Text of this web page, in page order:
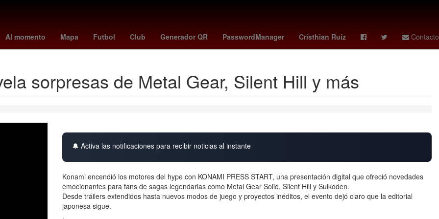
Al momento Mapa Futbol Club Generador QR PasswordManager Cristhian Ruiz Contacto
Fox Sports clima mexicali Play-off andré jardine kate middleton deportivo - sporting gijón gema
sorpresas de Metal Gear, Silent Hill y más
🔔 Activa las notificaciones para recibir noticias al instante
Konami encendió los motores del hype con KONAMI PRESS START, una presentación digital que ofreció novedades
emocionantes para fans de sagas legendarias como Metal Gear Solid, Silent Hill y Suikoden.
Desde tráilers extendidos hasta nuevos modos de juego y proyectos inéditos, el evento dejó claro que la editorial
japonesa sigue.
.